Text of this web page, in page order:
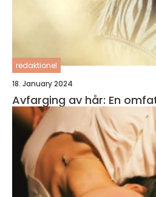
redaktionel
18. January 2024
Avfarging av hår: En